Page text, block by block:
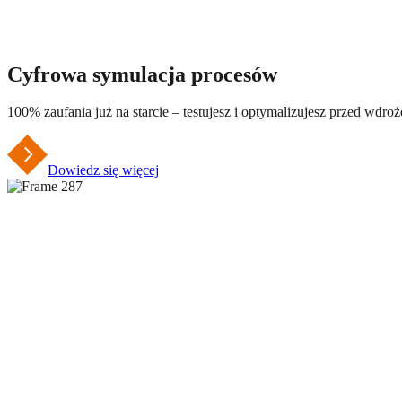
Cyfrowa symulacja procesów
100% zaufania już na starcie – testujesz i optymalizujesz przed
Dowiedz się więcej